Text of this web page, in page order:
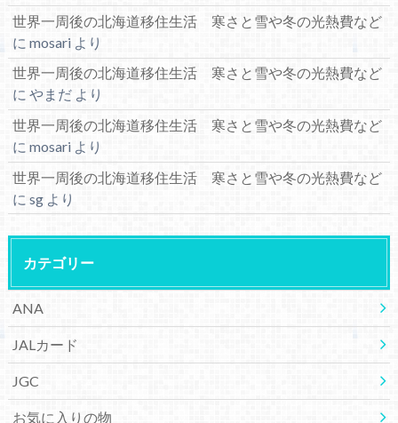
世界一周後の北海道移住生活 寒さと雪や冬の光熱費など
に mosariより
世界一周後の北海道移住生活 寒さと雪や冬の光熱費など
に やまだより
世界一周後の北海道移住生活 寒さと雪や冬の光熱費など
に mosariより
世界一周後の北海道移住生活 寒さと雪や冬の光熱費など
に sgより
カテゴリー
ANA
JALカード
JGC
お気に入りの物